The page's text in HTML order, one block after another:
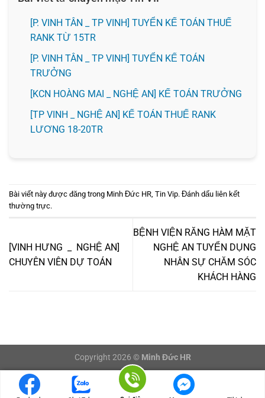
[P. VINH TÂN _ TP VINH] TUYỂN KẾ TOÁN THUẾ
RANK TỪ 15TR
[P. VINH TÂN _ TP VINH] TUYỂN KẾ TOÁN
TRƯỞNG
️[KCN HOÀNG MAI _ NGHỆ AN] KẾ TOÁN TRƯỞNG
[TP VINH _ NGHỆ AN] KẾ TOÁN THUẾ RANK
LƯƠNG 18-20TR
Bài viết này được đăng trong Minh Đức HR, Tin Vip. Đánh dấu liên kết
thường trực.
️[VINH HƯNG _ NGHỆ AN]
CHUYÊN VIÊN DỰ TOÁN
BỆNH VIỆN RĂNG HÀM MẶT
NGHỆ AN TUYỂN DỤNG
NHÂN SỰ CHĂM SÓC
KHÁCH HÀNG
Copyright 2026 © Minh Đức HR
LOGIN/LOGOUT